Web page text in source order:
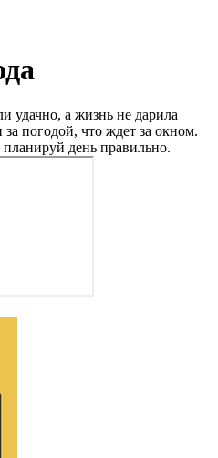
удачно, а жизнь не дарила
погодой, что ждет за окном.
день правильно.